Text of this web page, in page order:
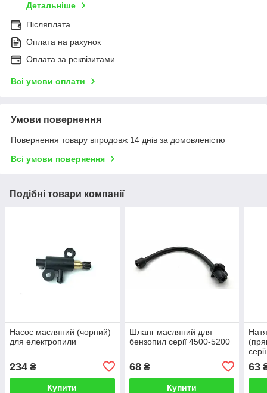
Детальніше
Післяплата
Оплата на рахунок
Оплата за реквізитами
Всі умови оплати
Умови повернення
Повернення товару впродовж 14 днів за домовленістю
Всі умови повернення
Подібні товари компанії
Насос масляний (чорний)
для електропили
234 ₴
Купити
Шланг масляний для
бензопил серії 4500-5200
68₴
Купити
63